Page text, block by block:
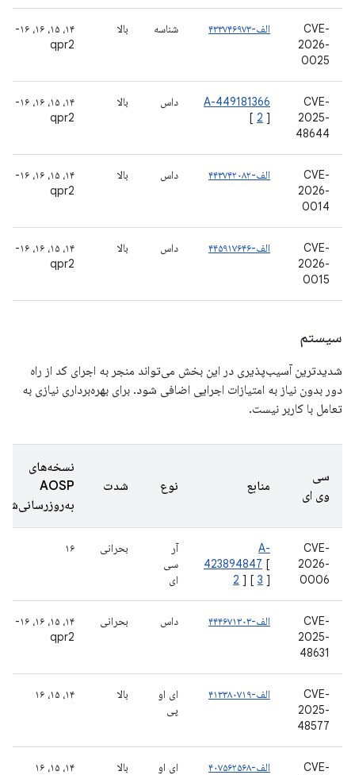
CVE-
2026-
0025
الف-۴۳۳۷۴۶۹۷۳ شناسه بالا
۱۴، ۱۵، ۱۶، ۱۶-
qpr2
CVE-
2025-
48644
A-449181366
[ 2 ]
داس بالا
۱۴، ۱۵، ۱۶، ۱۶-
qpr2
CVE-
2026-
0014
الف-۴۴۳۷۴۲۰۸۲ داس بالا
۱۴، ۱۵، ۱۶، ۱۶-
qpr2
CVE-
2026-
0015
الف-۴۴۵۹۱۷۶۴۶ داس بالا
۱۴، ۱۵، ۱۶، ۱۶-
qpr2
سیستم
شدیدترین آسیب‌پذیری در این بخش می‌تواند منجر به اجرای کد از راه
دور بدون نیاز به امتیازات اجرایی اضافی شود. برای بهره‌برداری نیازی به
تعامل با کاربر نیست.
سی
وی ای
منابع نوع شدت
نسخه‌های
AOSP
CVE-
2026-
0006
A-
423894847 [
2 ] [ 3 ]
آر
سی
ای
بحرانی ۱۶
CVE-
2025-
48631
الف-۴۴۴۶۷۱۳۰۳ داس بحرانی
۱۴، ۱۵، ۱۶، ۱۶-
qpr2
CVE-
2025-
48577
الف-۴۱۳۳۸۰۷۱۹
ای او
پی
بالا ۱۴، ۱۵، ۱۶
CVE-
الف-۴۰۷۵۶۲۵۶۸
ای او
بالا ۱۴، ۱۵، ۱۶